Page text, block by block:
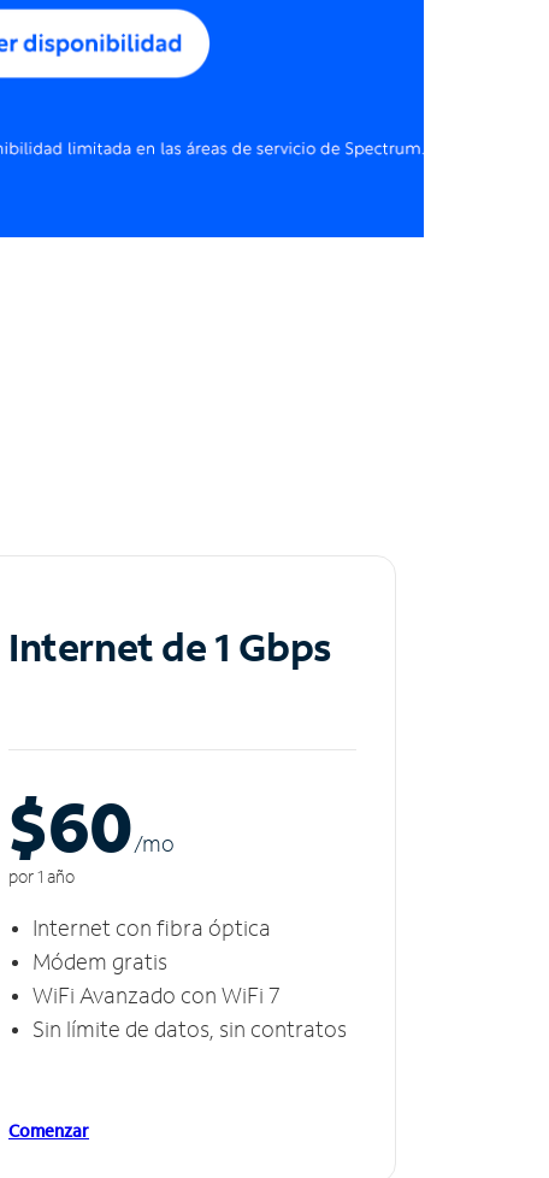
Internet de 1 Gbps
$60/mo
por 1 año
Internet con fibra óptica
Módem gratis
WiFi Avanzado con WiFi 7
Sin límite de datos, sin contratos
Comenzar